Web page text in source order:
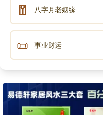
《易经》第四十六卦
《易经》第四十七卦
《易经》第四十八卦
《易经》第四十九卦
🧧 八字月老姻缘
📜 事业财运